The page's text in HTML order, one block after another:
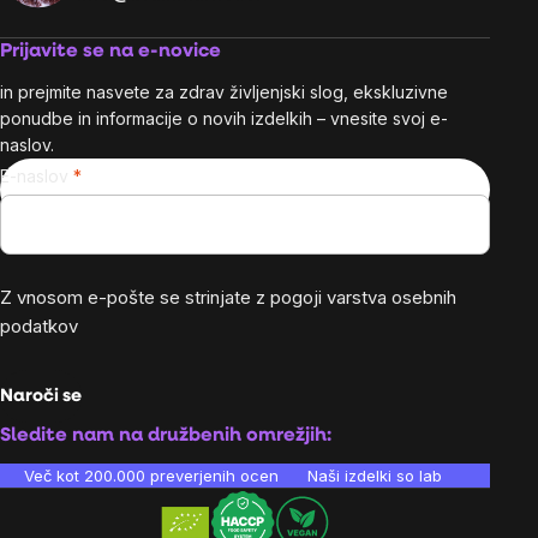
Prijavite se na e-novice
in prejmite nasvete za zdrav življenjski slog, ekskluzivne
ponudbe in informacije o novih izdelkih – vnesite svoj e-
naslov.
E-naslov
Z vnosom e-pošte se strinjate z pogoji varstva osebnih
podatkov
Naroči se
Sledite nam na družbenih omrežjih:
Več kot 200.000 preverjenih ocen Naši izdelki so laboratorijsko